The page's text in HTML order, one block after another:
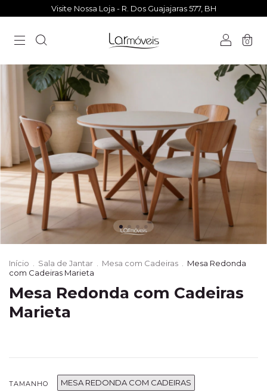
Visite Nossa Loja - R. Dos Guajajaras 577, BH
0
Início Sala de Jantar Mesa com Cadeiras
Mesa Redonda
com Cadeiras Marieta
Mesa Redonda com Cadeiras
Marieta
TAMANHO MESA REDONDA COM CADEIRAS